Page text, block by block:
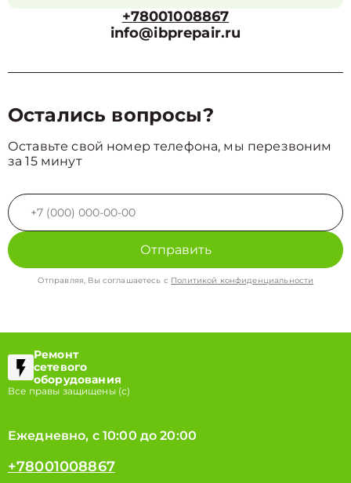
+78001008867
info@ibprepair.ru
Остались вопросы?
Оставьте свой номер телефона, мы перезвоним
за 15 минут
Отправить
Отправляя, Вы соглашаетесь с Политикой конфиденциальности
Ремонт
сетевого
оборудования
Все правы защищены (с)
Ежедневно, с 10:00 до 20:00
+78001008867